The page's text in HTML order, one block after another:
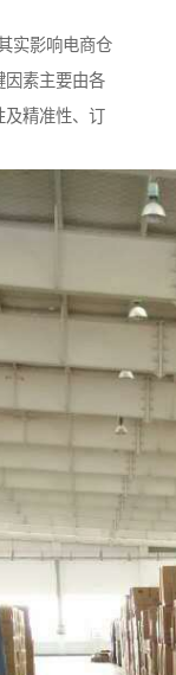
实影响电商仓
因素主要由各
及精准性、订